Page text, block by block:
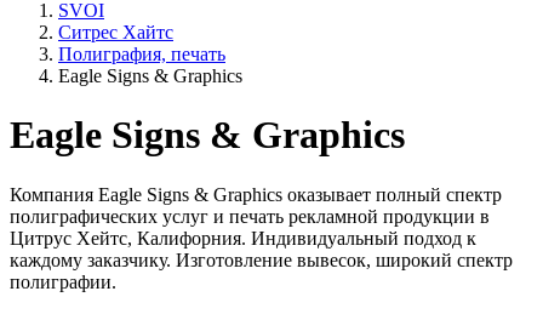
SVOI
Ситрес Хайтс
Полиграфия, печать
Eagle Signs & Graphics
Eagle Signs & Graphics
Компания Eagle Signs & Graphics оказывает полный спектр
полиграфических услуг и печать рекламной продукции в
Цитрус Хейтс, Калифорния. Индивидуальный подход к
каждому заказчику. Изготовление вывесок, широкий спектр
полиграфии.